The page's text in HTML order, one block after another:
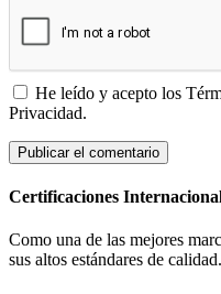
He leído y acepto los
Privacidad.
Certificaciones
Como una de las mejores
sus altos estándares de calidad.